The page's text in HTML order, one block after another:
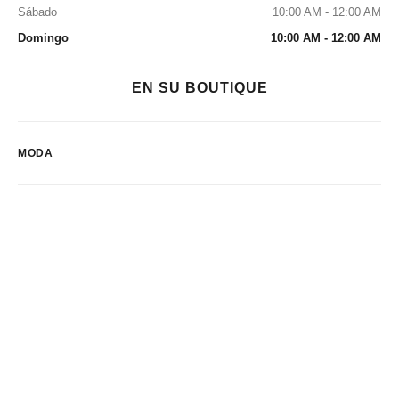
Sábado
10:00 AM - 12:00 AM
Domingo
10:00 AM - 12:00 AM
EN SU BOUTIQUE
MODA